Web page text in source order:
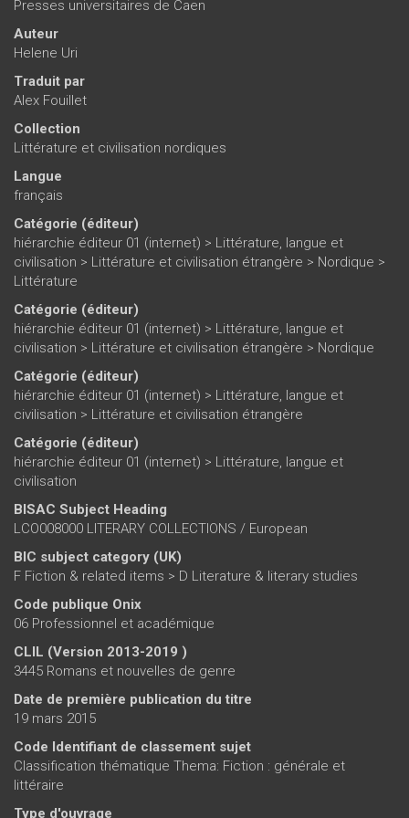
Presses universitaires de Caen
Auteur
Helene Uri
Traduit par
Alex Fouillet
Collection
Littérature et civilisation nordiques
Langue
français
Catégorie (éditeur)
hiérarchie éditeur 01 (internet) > Littérature, langue et
civilisation > Littérature et civilisation étrangère > Nordique >
Littérature
Catégorie (éditeur)
hiérarchie éditeur 01 (internet) > Littérature, langue et
civilisation > Littérature et civilisation étrangère > Nordique
Catégorie (éditeur)
hiérarchie éditeur 01 (internet) > Littérature, langue et
civilisation > Littérature et civilisation étrangère
Catégorie (éditeur)
hiérarchie éditeur 01 (internet) > Littérature, langue et
civilisation
BISAC Subject Heading
LCO008000 LITERARY COLLECTIONS / European
BIC subject category (UK)
F Fiction & related items > D Literature & literary studies
Code publique Onix
06 Professionnel et académique
CLIL (Version 2013-2019 )
3445 Romans et nouvelles de genre
Date de première publication du titre
19 mars 2015
Code Identifiant de classement sujet
Classification thématique Thema: Fiction : générale et
littéraire
Type d'ouvrage